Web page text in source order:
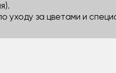
уходу за цветами и